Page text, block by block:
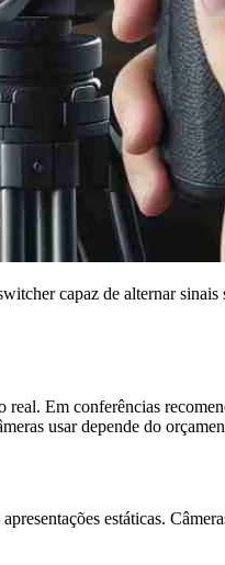
capaz de alternar
Em conferências
usar depende do
estáticas.